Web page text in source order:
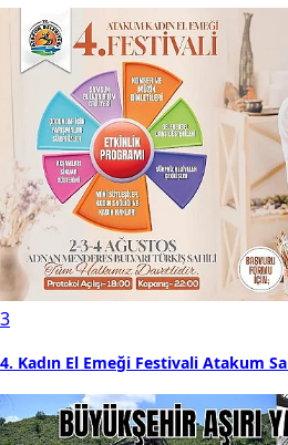
3
4. Kadın El Emeği Festivali Atakum